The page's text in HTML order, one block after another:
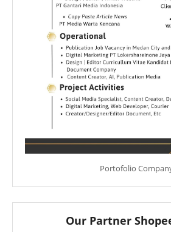
Portofolio
Our Partner